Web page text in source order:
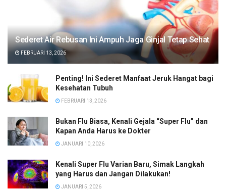
Sederet Air Rebusan Ini Ampuh Jaga Ginjal Tetap Sehat
FEBRUARI 13, 2026
Penting! Ini Sederet Manfaat Jeruk Hangat bagi
Kesehatan Tubuh
FEBRUARI 13, 2026
Bukan Flu Biasa, Kenali Gejala “Super Flu” dan
Kapan Anda Harus ke Dokter
JANUARI 10, 2026
Kenali Super Flu Varian Baru, Simak Langkah
yang Harus dan Jangan Dilakukan!
JANUARI 5, 2026